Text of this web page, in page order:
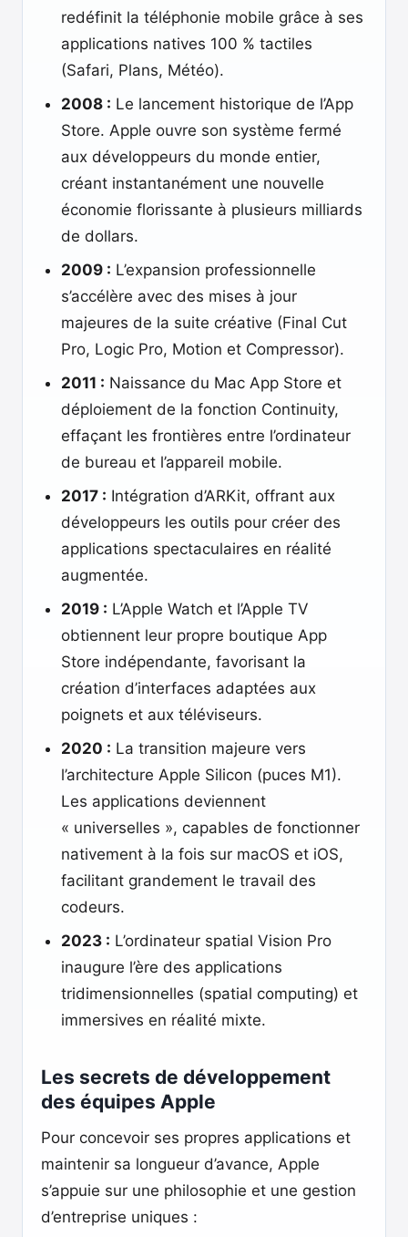
redéfinit la téléphonie mobile grâce à ses
applications natives 100 % tactiles
(Safari, Plans, Météo).
2008 : Le lancement historique de l’App
Store. Apple ouvre son système fermé
aux développeurs du monde entier,
créant instantanément une nouvelle
économie florissante à plusieurs milliards
de dollars.
2009 : L’expansion professionnelle
s’accélère avec des mises à jour
majeures de la suite créative (Final Cut
Pro, Logic Pro, Motion et Compressor).
2011 : Naissance du Mac App Store et
déploiement de la fonction Continuity,
effaçant les frontières entre l’ordinateur
de bureau et l’appareil mobile.
2017 : Intégration d’ARKit, offrant aux
développeurs les outils pour créer des
applications spectaculaires en réalité
augmentée.
2019 : L’Apple Watch et l’Apple TV
obtiennent leur propre boutique App
Store indépendante, favorisant la
création d’interfaces adaptées aux
poignets et aux téléviseurs.
2020 : La transition majeure vers
l’architecture Apple Silicon (puces M1).
Les applications deviennent
« universelles », capables de fonctionner
nativement à la fois sur macOS et iOS,
facilitant grandement le travail des
codeurs.
2023 : L’ordinateur spatial Vision Pro
inaugure l’ère des applications
tridimensionnelles (spatial computing) et
immersives en réalité mixte.
Les secrets de développement
des équipes Apple
Pour concevoir ses propres applications et
maintenir sa longueur d’avance, Apple
s’appuie sur une philosophie et une gestion
d’entreprise uniques :